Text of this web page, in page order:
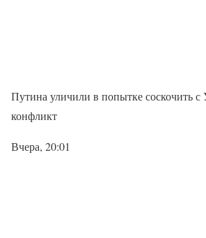
Путина уличили в попытке соскочить
конфликт
Вчера, 20:01